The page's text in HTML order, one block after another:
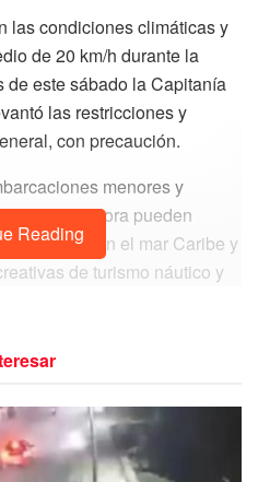
las condiciones climáticas y
de 20 km/h durante la
de este sábado la Capitanía
las restricciones y
con precaución.
menores y
de eslora pueden
como en el mar Caribe y
de turismo náutico y
Reading